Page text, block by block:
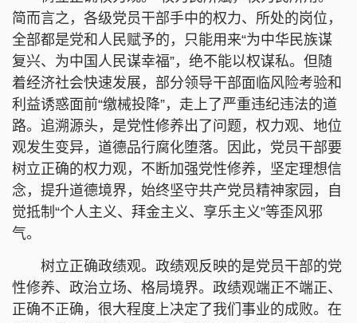
简而言之，各级党员干部手中的权力、所处的岗位，
全部都是党和人民赋予的，只能用来“为中华民族谋
复兴、为中国人民谋幸福”，绝不能以权谋私。但随
着经济社会快速发展，部分领导干部面临风险考验和
利益诱惑面前“缴械投降”，走上了严重违纪违法的道
路。追溯源头，是党性修养出了问题，权力观、地位
观发生变异，道德品行腐化堕落。因此，党员干部要
树立正确的权力观，不断加强党性修养，坚定理想信
念，提升道德境界，始终坚守共产党员精神家园，自
觉抵制“个人主义、拜金主义、享乐主义”等歪风邪
气。
树立正确政绩观。政绩观反映的是党员干部的党
性修养、政治立场、格局境界。政绩观端正不端正、
正确不正确，很大程度上决定了我们事业的成败。在